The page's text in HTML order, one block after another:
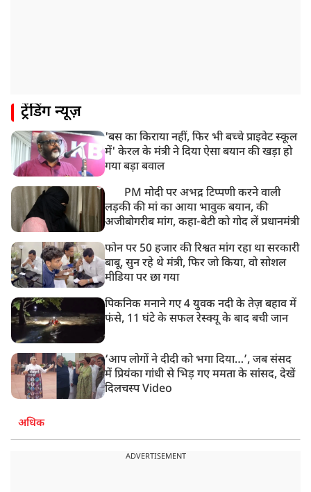
ट्रेंडिंग न्यूज़
'बस का किराया नहीं, फिर भी बच्चे प्राइवेट स्कूल
में' केरल के मंत्री ने दिया ऐसा बयान की खड़ा हो
गया बड़ा बवाल
PM मोदी पर अभद्र टिप्पणी करने वाली
लड़की की मां का आया भावुक बयान, की
अजीबोगरीब मांग, कहा-बेटी को गोद लें प्रधानमंत्री
फोन पर 50 हजार की रिश्वत मांग रहा था सरकारी
बाबू, सुन रहे थे मंत्री, फिर जो किया, वो सोशल
मीडिया पर छा गया
पिकनिक मनाने गए 4 युवक नदी के तेज़ बहाव में
फंसे, 11 घंटे के सफल रेस्क्यू के बाद बची जान
‘आप लोगों ने दीदी को भगा दिया…’, जब संसद
में प्रियंका गांधी से भिड़ गए ममता के सांसद, देखें
दिलचस्प Video
अधिक
ADVERTISEMENT